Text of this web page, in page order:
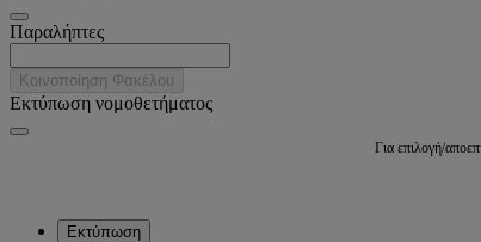
Παραλήπτες
Κοινοποίηση Φακέλου
Εκτύπωση νομοθετήματος
Για επιλογή/
Εκτύπωση